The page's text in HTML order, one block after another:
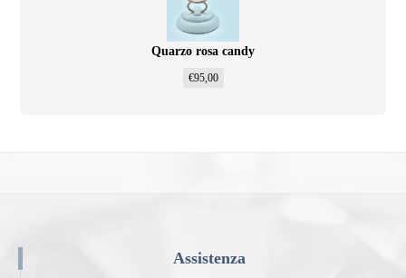
Quarzo rosa candy
€95,00
Assistenza